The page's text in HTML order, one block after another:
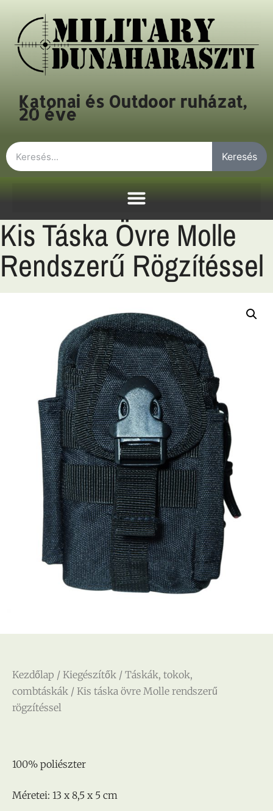
Katonai és Outdoor ruházat,
20 éve
Keresés
Kis Táska Övre Molle
Rendszerű Rögzítéssel
Kezdőlap / Kiegészítők / Táskák, tokok,
combtáskák / Kis táska övre Molle rendszerű
rögzítéssel
100% poliészter
Méretei: 13 x 8,5 x 5 cm